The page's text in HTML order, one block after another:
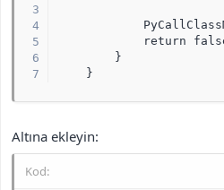
return
        }
    }
Altına ekleyin:
Kod: